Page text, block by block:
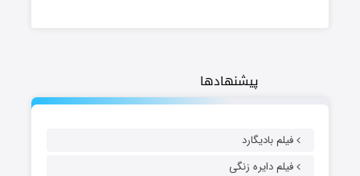
پیشنهادها
فیلم بادیگارد
فیلم دایره زنگی